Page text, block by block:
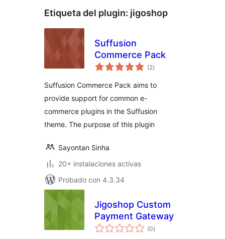
Etiqueta del plugin: jigoshop
Suffusion
Commerce Pack
(2total
de
)
Suffusion Commerce Pack aims to
provide support for common e-
commerce plugins in the Suffusion
theme. The purpose of this plugin
Sayontan Sinha
20+ instalaciones activas
Probado con 4.3.34
Jigoshop Custom
Payment Gateway
(0total
de
)